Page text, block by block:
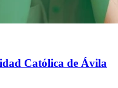
Católica de Ávila